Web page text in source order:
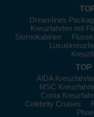
Dreamlines
Kreuzfahrten mit
Stornokabinen
TOP
AIDA
MSC
Costa
Celebrity Cruises